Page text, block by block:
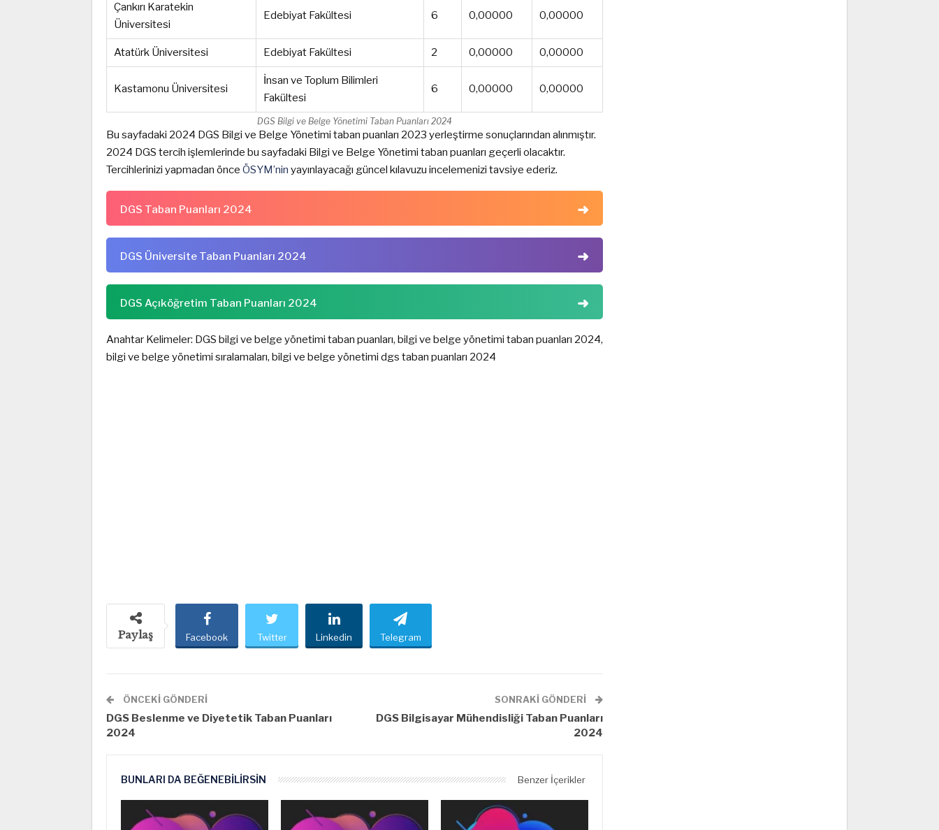
Çankırı Karatekin
Üniversitesi
Edebiyat Fakültesi 6 0,00000 0,00000
Atatürk Üniversitesi Edebiyat Fakültesi 2 0,00000 0,00000
Kastamonu Üniversitesi
İnsan ve Toplum Bilimleri
Fakültesi
6 0,00000 0,00000
DGS Bilgi ve Belge Yönetimi Taban Puanları 2024
Bu sayfadaki 2024 DGS Bilgi ve Belge Yönetimi taban puanları 2023 yerleştirme sonuçlarından alınmıştır.
2024 DGS tercih işlemlerinde bu sayfadaki Bilgi ve Belge Yönetimi taban puanları geçerli olacaktır.
Tercihlerinizi yapmadan önce ÖSYM’nin yayınlayacağı güncel kılavuzu incelemenizi tavsiye ederiz.
DGS Taban Puanları 2024
DGS Üniversite Taban Puanları 2024
DGS Açıköğretim Taban Puanları 2024
Anahtar Kelimeler: DGS bilgi ve belge yönetimi taban puanları, bilgi ve belge yönetimi taban puanları 2024,
bilgi ve belge yönetimi sıralamaları, bilgi ve belge yönetimi dgs taban puanları 2024
Paylaş Facebook Twitter Linkedin Telegram
ÖNCEKI GÖNDERI
DGS Beslenme ve Diyetetik Taban Puanları
2024
SONRAKI GÖNDERI
DGS Bilgisayar Mühendisliği Taban Puanları
2024
BUNLARI DA BEĞENEBILIRSIN Benzer İçerikler